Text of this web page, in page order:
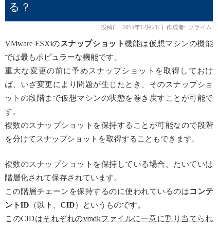
る？
投稿日: 2015年12月21日 作成者: クライム
VMware ESXiのスナップショット機能は仮想マシンの機能
では最もポピュラーな機能です。
重大な変更の前に予めスナップショットを取得しておけ
ば、いざ変更により問題が生じたとき、そのスナップショ
ットの段階まで仮想マシンの状態を巻き戻すことが可能で
す。
複数のスナップショットを保持することが可能なので段階
を分けてスナップショットを取得することもできます。
複数のスナップショットを保持している場合、たいていは
階層化されて保存されています。
この階層チェーンを保持するのに使われているのはコンテ
ントID （以下、 CID）というものです。
このCIDはそれぞれのvmdkファイルに一意に割り当てられ